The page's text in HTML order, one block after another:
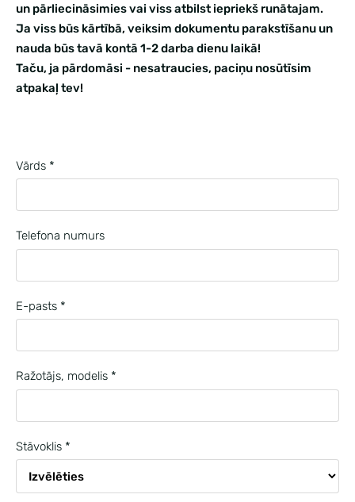
un pārliecināsimies vai viss atbilst iepriekš runātajam.
Ja viss būs kārtībā, veiksim dokumentu parakstīšanu un
nauda būs tavā kontā 1-2 darba dienu laikā!
Taču, ja pārdomāsi - nesatraucies, paciņu nosūtīsim
atpakaļ tev!
Vārds *
Telefona numurs
E-pasts *
Ražotājs, modelis *
Stāvoklis *